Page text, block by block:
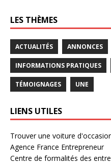
LES THÈMES
ACTUALITÉS ANNONCES
INFORMATIONS PRATIQUES
TÉMOIGNAGES UNE
LIENS UTILES
Trouver une voiture
Agence France Entrepreneur
Centre de formalités des